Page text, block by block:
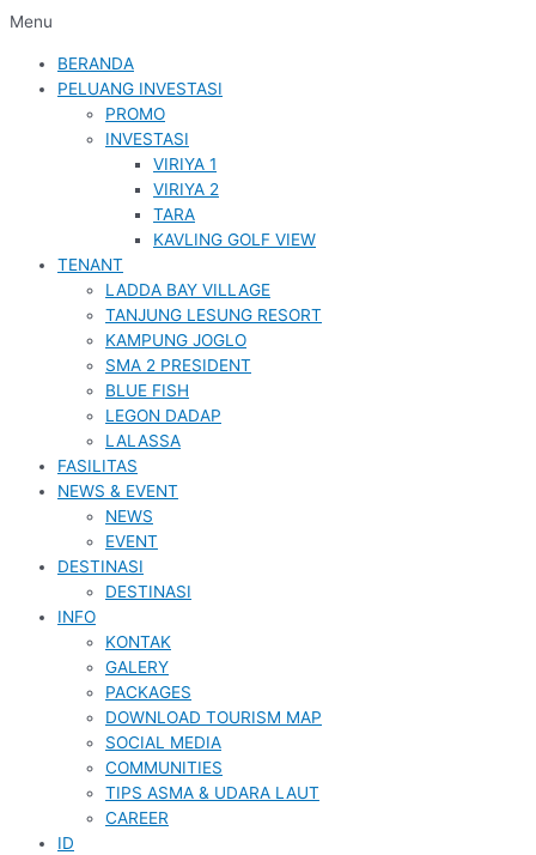
Menu
BERANDA
PELUANG INVESTASI
PROMO
INVESTASI
VIRIYA 1
VIRIYA 2
TARA
KAVLING GOLF VIEW
TENANT
LADDA BAY VILLAGE
TANJUNG LESUNG RESORT
KAMPUNG JOGLO
SMA 2 PRESIDENT
BLUE FISH
LEGON DADAP
LALASSA
FASILITAS
NEWS & EVENT
NEWS
EVENT
DESTINASI
DESTINASI
INFO
KONTAK
GALERY
PACKAGES
DOWNLOAD TOURISM MAP
SOCIAL MEDIA
COMMUNITIES
TIPS ASMA & UDARA LAUT
CAREER
ID